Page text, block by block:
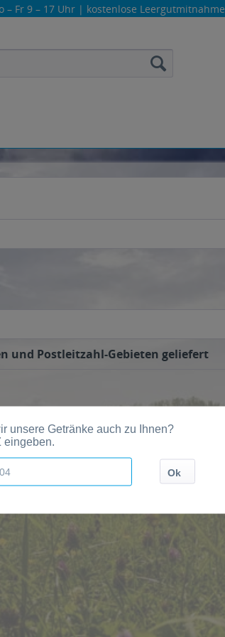
– Fr 9 – 17 Uhr | kostenlose Leergutmitnahme
und Postleitzahl-Gebieten geliefert